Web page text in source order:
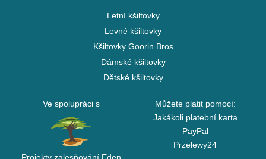
Letní kšiltovky
Levné kšiltovky
Kšiltovky Goorin Bros
Dámské kšiltovky
Dětské kšiltovky
Ve spolupráci s
Můžete platit pomocí:
Jakákoli platební karta
PayPal
Przelewy24